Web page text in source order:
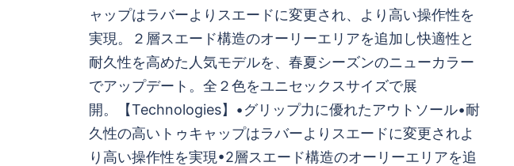
ャップはラバーよりスエードに変更され、より高い操作性を
実現。２層スエード構造のオーリーエリアを追加し快適性と
耐久性を高めた人気モデルを、春夏シーズンのニューカラー
でアップデート。全２色をユニセックスサイズで展
開。 【Technologies】 •グリップ力に優れたアウトソール •耐
久性の高いトゥキャップはラバーよりスエードに変更されよ
り高い操作性を実現 •2層スエード構造のオーリーエリアを追